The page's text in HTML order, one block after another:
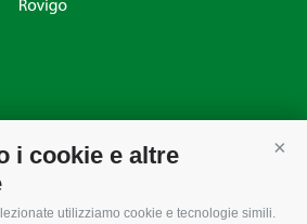
i cookie e altre
utilizziamo cookie e tecnologie simili.
/Cookie Policy